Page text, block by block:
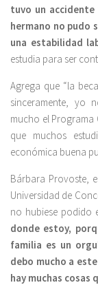
tuvo un
hermano no pudo
una estabilidad
estudia para ser
Agrega que “la
sinceramente, yo
mucho el Programa
que muchos
económica buena
Bárbara Provoste,
Universidad de
no hubiese podido
donde estoy,
familia es un
debo mucho a
hay muchas cosas